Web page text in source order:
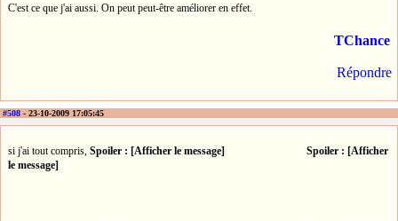
C'est ce que j'ai aussi. On peut peut-être améliorer en effet.
TChance
Répondre
#508 - 23-10-2009 17:05:45
si j'ai tout compris, Spoiler : [Afficher le message]
Spoiler : [Afficher
le message]